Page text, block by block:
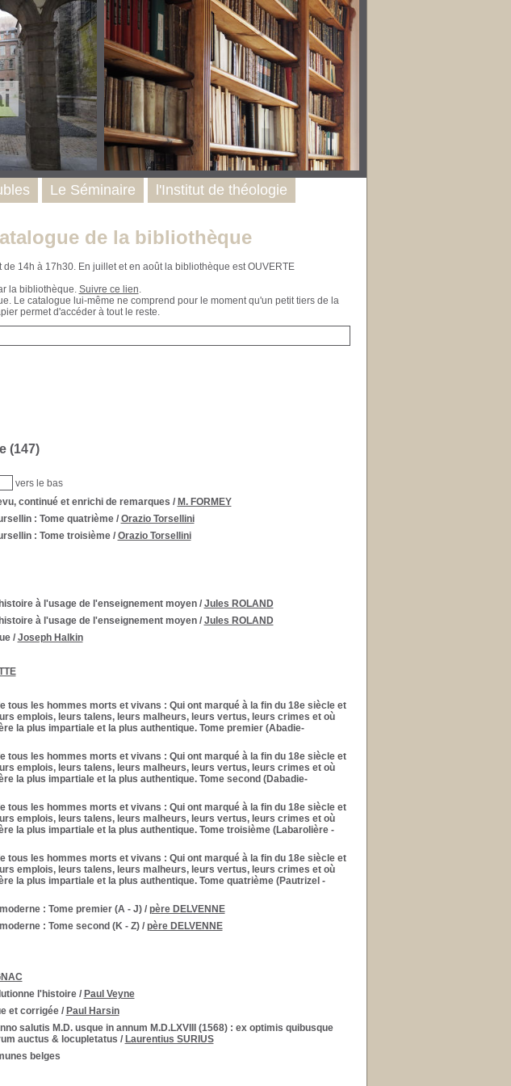
de la bibliothèque
14h à 17h30. En juillet et en août la bibliothèque est OUVERTE
la bibliothèque. Suivre ce lien.
Le catalogue lui-même ne comprend pour le moment qu'un petit tiers de la
permet d'accéder à tout le reste.
(147)
vers le bas
continué et enrichi de remarques / M. FORMEY
: Tome quatrième/ Orazio Torsellini
: Tome troisième/ Orazio Torsellini
à l'usage de l'enseignement moyen/ Jules ROLAND
à l'usage de l'enseignement moyen/ Jules ROLAND
/ Joseph Halkin
tous les hommes morts et vivans : Qui ont marqué à la fin du 18e siècle et
emplois, leurs talens, leurs malheurs, leurs vertus, leurs crimes et où
la plus impartiale et la plus authentique. Tome premier (Abadie-
tous les hommes morts et vivans : Qui ont marqué à la fin du 18e siècle et
emplois, leurs talens, leurs malheurs, leurs vertus, leurs crimes et où
la plus impartiale et la plus authentique. Tome second (Dabadie-
tous les hommes morts et vivans : Qui ont marqué à la fin du 18e siècle et
emplois, leurs talens, leurs malheurs, leurs vertus, leurs crimes et où
la plus impartiale et la plus authentique. Tome troisième (Labarolière -
tous les hommes morts et vivans : Qui ont marqué à la fin du 18e siècle et
emplois, leurs talens, leurs malheurs, leurs vertus, leurs crimes et où
la plus impartiale et la plus authentique. Tome quatrième (Pautrizel -
: Tome premier (A - J)/ père DELVENNE
: Tome second (K - Z)/ père DELVENNE
l'histoire/ Paul Veyne
et corrigée/ Paul Harsin
salutis M.D. usque in annum M.D.LXVIII (1568): ex optimis quibusque
auctus & locupletatus / Laurentius SURIUS
belges
Le Séminaire l'Institut de théologie